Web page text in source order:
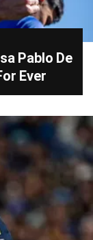
Pablo De
Ever